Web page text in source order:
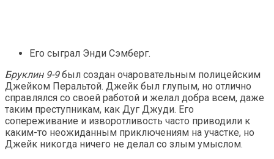
Его сыграл Энди Сэмберг.
Бруклин 9-9был создан очаровательным полицейским
Джейком Перальтой. Джейк был глупым, но отлично
справлялся со своей работой и желал добра всем, даже
таким преступникам, как Дуг Джуди. Его
сопереживание и изворотливость часто приводили к
каким-то неожиданным приключениям на участке, но
Джейк никогда ничего не делал со злым умыслом.